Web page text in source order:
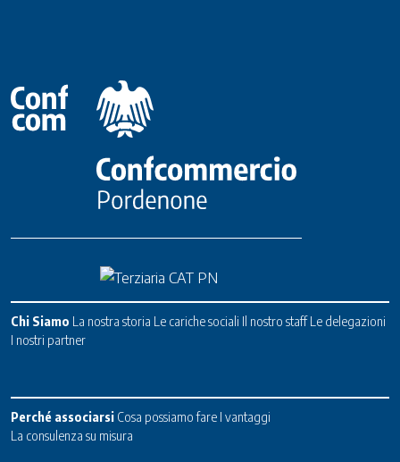
Chi Siamo La nostra storia Le cariche sociali Il nostro staff Le delegazioni
I nostri partner
Perché associarsi Cosa possiamo fare I vantaggi
La consulenza su misura